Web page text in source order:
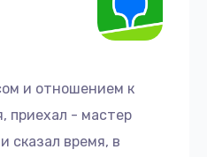
матрицы
руб.
и отношением к
приехал - мастер
сказал время, в